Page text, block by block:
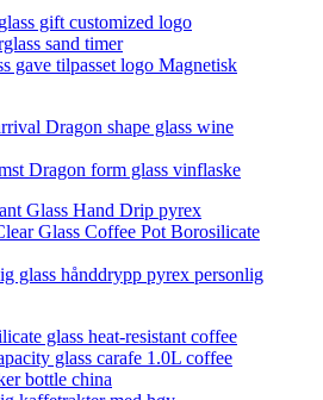
gave tilpasset logo Magnetisk
Dragon form glass vinflaske
glass hånddrypp pyrex personlig